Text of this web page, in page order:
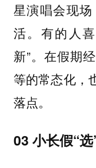
星演唱会现
活。有的人
新”。在假期
等的常态化，
落点。
03 小长假“